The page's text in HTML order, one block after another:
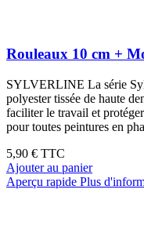
Rouleaux 10 cm +
SYLVERLINE La série
polyester tissée de haute
faciliter le travail et
pour toutes peintures en
5,90 € TTC
Ajouter au panier
Aperçu rapide Plus